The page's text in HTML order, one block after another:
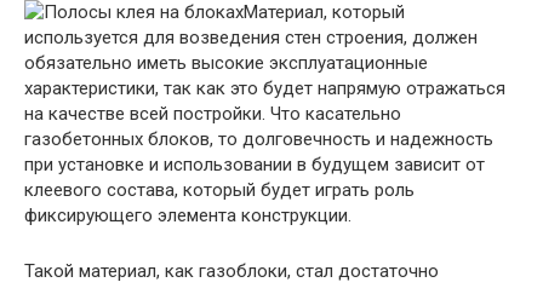
Материал, который
используется для возведения стен строения, должен
обязательно иметь высокие эксплуатационные
характеристики, так как это будет напрямую отражаться
на качестве всей постройки. Что касательно
газобетонных блоков, то долговечность и надежность
при установке и использовании в будущем зависит от
клеевого состава, который будет играть роль
фиксирующего элемента конструкции.
Такой материал, как газоблоки, стал достаточно